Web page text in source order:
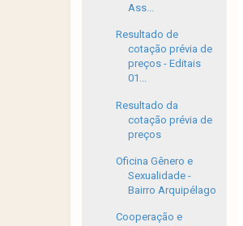
Ass...
Resultado de
cotação prévia de
preços - Editais
01...
Resultado da
cotação prévia de
preços
Oficina Gênero e
Sexualidade -
Bairro Arquipélago
Cooperação e